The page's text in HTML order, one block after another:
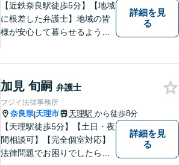
【近鉄奈良駅徒歩5分】【地域
に根差した弁護士】地域の皆
様が安心して暮らせるように
対応します。【夜間／休日対
応可】法律トラブルでお悩み
の方は、お気軽にご相談くだ
さい。
詳細を見
る
加見 旬嗣 弁護士
フジイ法律事務所
奈良県|天理市 天理駅 から徒歩8分
【天理駅徒歩5分】【土日・夜
間相談可】【完全個室対応】
法律問題でお困りでしたらお
詳細を見
る